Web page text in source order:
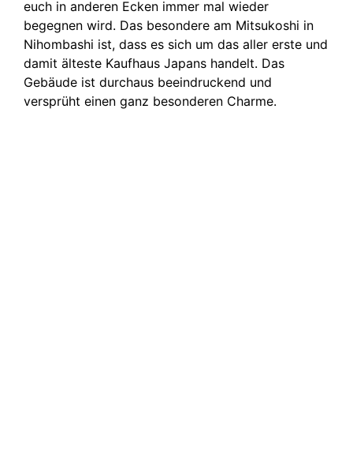
euch in anderen Ecken immer mal wieder
begegnen wird. Das besondere am Mitsukoshi in
Nihombashi ist, dass es sich um das aller erste und
damit älteste Kaufhaus Japans handelt. Das
Gebäude ist durchaus beeindruckend und
versprüht einen ganz besonderen Charme.